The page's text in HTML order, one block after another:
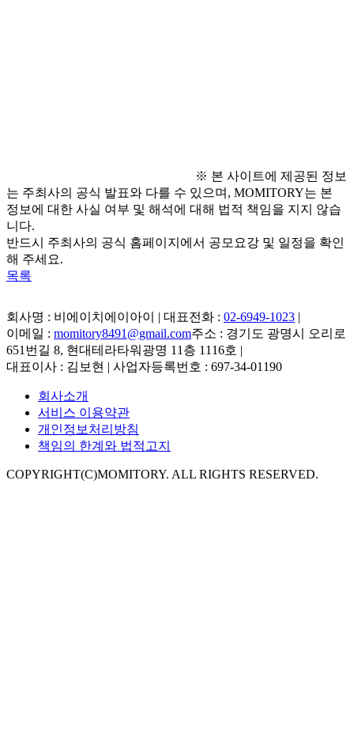
※ 본 사이트에 제공된 정보
는 주최사의 공식 발표와 다를 수 있으며, MOMITORY는 본
정보에 대한 사실 여부 및 해석에 대해 법적 책임을 지지 않습
니다.
반드시 주최사의 공식 홈페이지에서 공모요강 및 일정을 확인
해 주세요.
목록
회사명 : 비에이치에이아이 | 대표전화 : 02-6949-1023 |
이메일 : momitory8491@gmail.com주소 : 경기도 광명시 오리로
651번길 8, 현대테라타워광명 11층 1116호 |
대표이사 : 김보현 | 사업자등록번호 : 697-34-01190
회사소개
서비스 이용약관
개인정보처리방침
책임의 한계와 법적고지
COPYRIGHT(C)MOMITORY. ALL RIGHTS RESERVED.